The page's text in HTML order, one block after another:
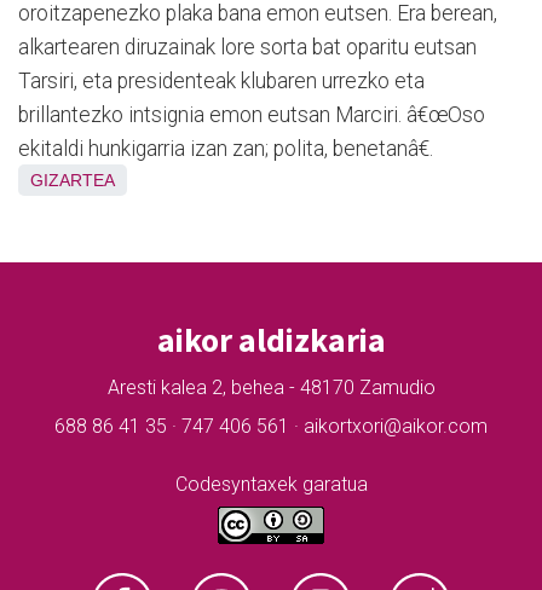
oroitzapenezko plaka bana emon eutsen. Era berean,
alkartearen diruzainak lore sorta bat oparitu eutsan
Tarsiri, eta presidenteak klubaren urrezko eta
brillantezko intsignia emon eutsan Marciri. â€œOso
ekitaldi hunkigarria izan zan; polita, benetanâ€.
GIZARTEA
aikor aldizkaria
Aresti kalea 2, behea - 48170 Zamudio
688 86 41 35 · 747 406 561 · aikortxori@aikor.com
Codesyntaxek garatua